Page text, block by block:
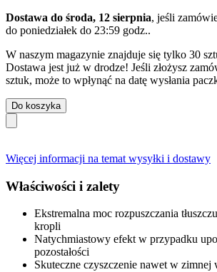
Dostawa do środa, 12 sierpnia, jeśli
do poniedziałek do 23:59 godz..
W naszym magazynie znajduje się tylko 30
Dostawa jest już w drodze! Jeśli złożysz
sztuk, może to wpłynąć na datę wysłania
Do koszyka
Więcej informacji na temat wysyłki i dostawy
Właściwości i zalety
Ekstremalna moc rozpuszczania
kropli
Natychmiastowy efekt w przypadku
pozostałości
Skuteczne czyszczenie nawet w zimnej